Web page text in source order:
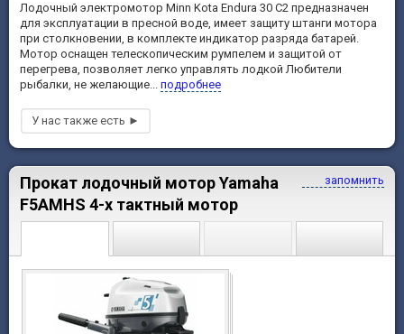
Лодочный электромотор Minn Kota Endura 30 C2 предназначен
для эксплуатации в пресной воде, имеет защиту штанги мотора
при столкновении, в комплекте индикатор разряда батарей.
Мотор оснащен телескопическим румпелем и защитой от
перегрева, позволяет легко управлять лодкой Любители
рыбалки, не желающие... подробнее
запомнить
Прокат лодочный мотор Yamaha
F5AMHS 4-х тактный мотор